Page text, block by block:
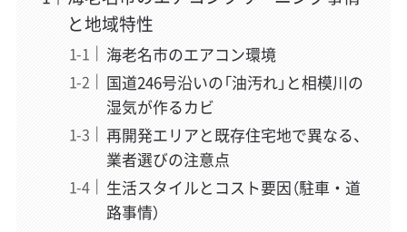
と地域特性
海老名市のエアコン環境
国道246号沿いの「油汚れ」と相模川の
湿気が作るカビ
再開発エリアと既存住宅地で異なる、
業者選びの注意点
生活スタイルとコスト要因（駐車・道
路事情）